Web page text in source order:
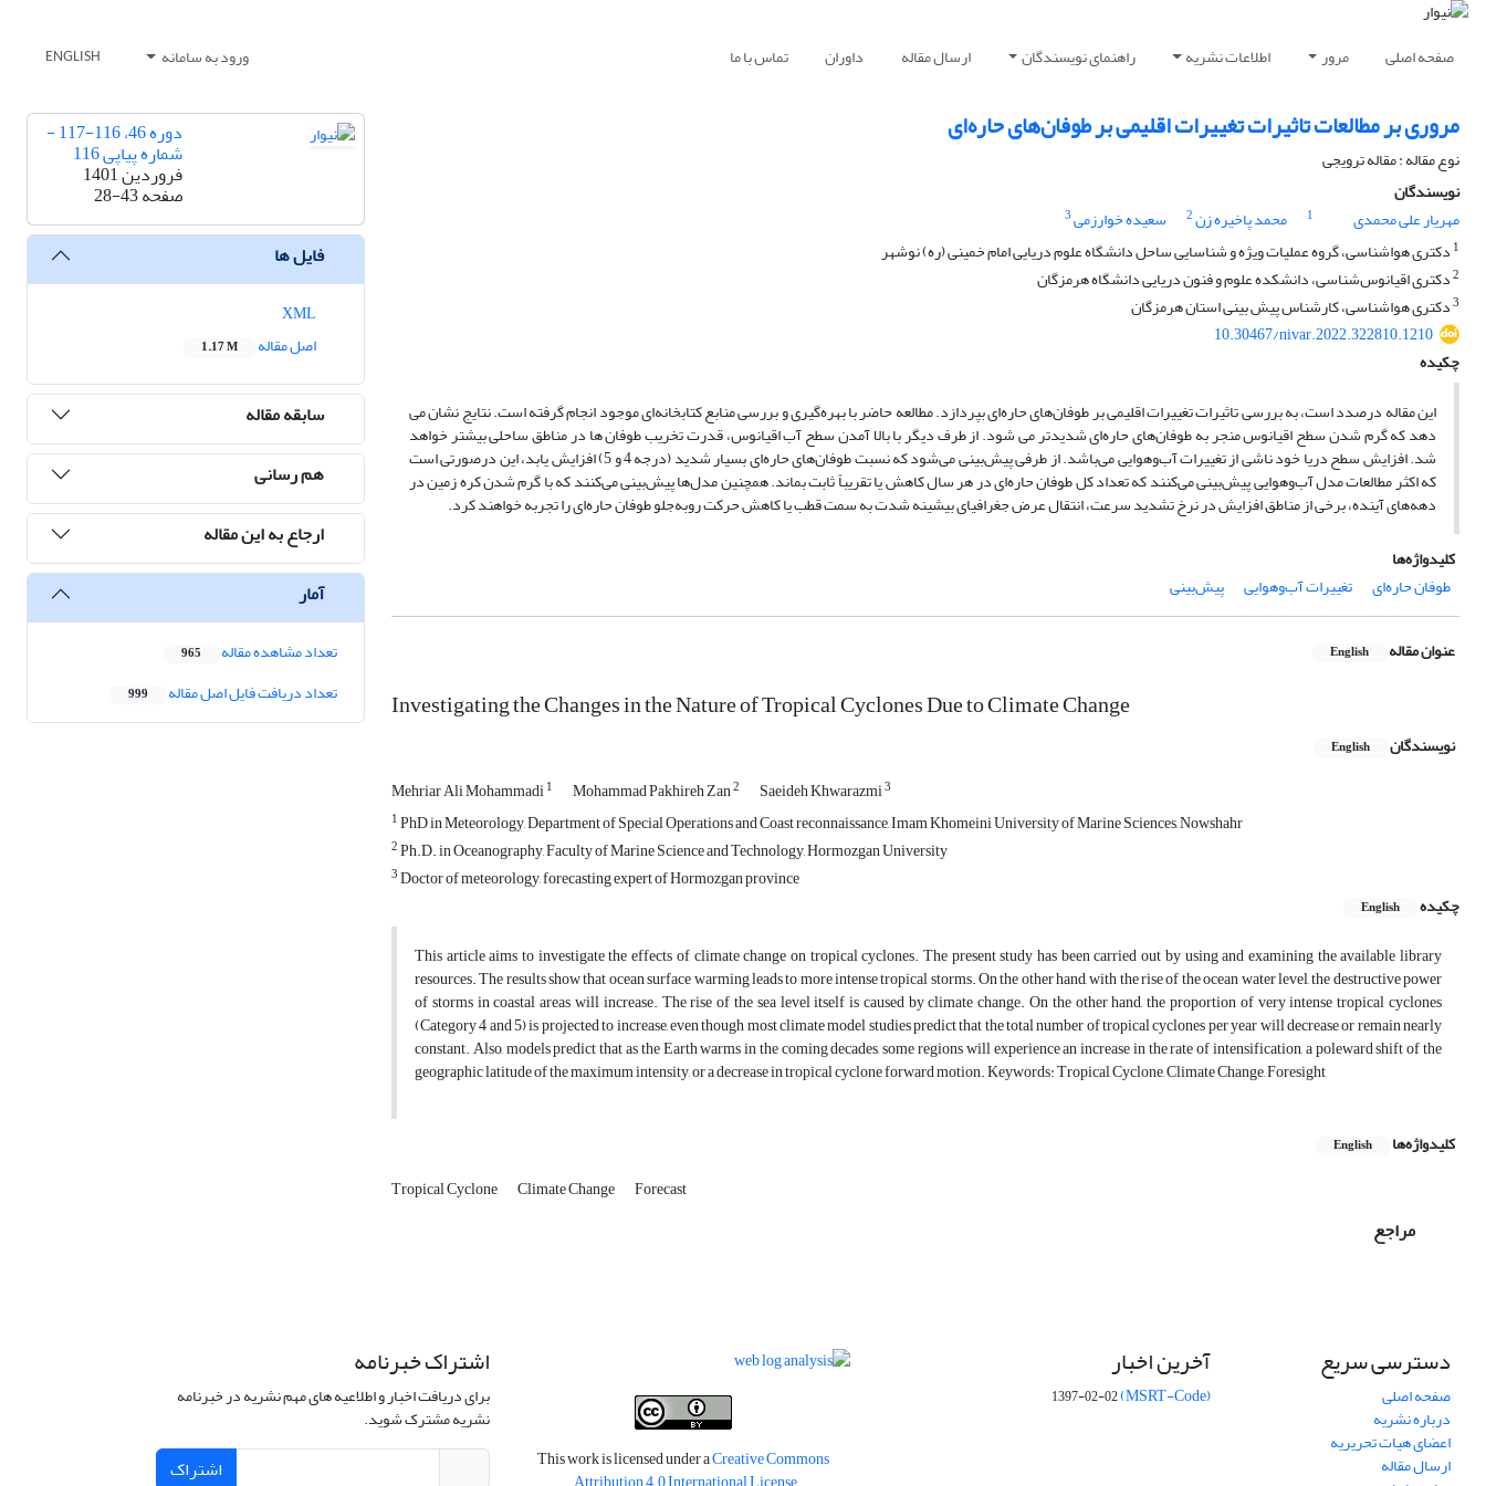
صفحه اصلی مرور اطلاعات نشریه راهنمای نویسندگان ارسال مقاله داوران تماس با ما ورود به سامانه ENGLISH
مروری بر مطالعات تاثیرات تغییرات اقلیمی بر طوفان‌های حاره‌ای
نوع مقاله : مقاله ترویجی
نویسندگان
مهریار علی محمدی
1 محمد پاخیره زن2 سعیده خوارزمی3
1 دکتری هواشناسی، گروه عملیات ویژه و شناسایی ساحل دانشگاه علوم دریایی امام خمینی (ره) نوشهر
2دکتری اقیانوس‌شناسی، دانشکده علوم و فنون دریایی دانشگاه هرمزگان
3دکتری هواشناسی، کارشناس پیش بینی استان هرمزگان
10.30467/nivar.2022.322810.1210
چکیده
این مقاله درصدد است، به بررسی تاثیرات تغییرات اقلیمی بر طوفان‌های حاره‌ای بپردازد. مطالعه حاضر با بهره‌گیری و بررسی منابع کتابخانه‌ای موجود انجام گرفته است. نتایج نشان می
دهد که گرم شدن سطح اقیانوس منجر به طوفان‌های حاره‌ای شدیدتر می شود. از طرف دیگر با بالا آمدن سطح آب اقیانوس، قدرت تخریب طوفان ها در مناطق ساحلی بیشتر خواهد
شد. افزایش سطح دریا خود ناشی از تغییرات آب‌وهوایی می‌باشد. از طرفی پیش‌بینی می‌شود که نسبت طوفان‌های حاره‌ای بسیار شدید (درجه 4 و 5) افزایش یابد، این درصورتی است
که اکثر مطالعات مدل آب‌وهوایی پیش‌بینی می‌کنند که تعداد کل طوفان حاره‌ای در هر سال کاهش یا تقریباً ثابت بماند. همچنین مدل‌ها پیش‌بینی می‌کنند که با گرم شدن کره زمین در
دهه‌های آینده، برخی از مناطق افزایش در نرخ تشدید سرعت، انتقال عرض جغرافیای بیشینه شدت به سمت قطب یا کاهش حرکت روبه‌جلو طوفان حاره‌ای را تجربه خواهند کرد.
کلیدواژه‌ها
طوفان حاره‌ای
تغییرات آب‌وهوایی پیش‌بینی
عنوان مقاله English
Investigating the Changes in the Nature of Tropical Cyclones Due to Climate Change
نویسندگان English
Mehriar Ali Mohammadi1 Mohammad Pakhireh Zan2 Saeideh Khwarazmi3
1PhD in Meteorology, Department of Special Operations and Coast reconnaissance, Imam Khomeini University of Marine Sciences, Nowshahr
2Ph.D. in Oceanography, Faculty of Marine Science and Technology, Hormozgan University
3Doctor of meteorology, forecasting expert of Hormozgan province
چکیده
English
This article aims to investigate the effects of climate change on tropical cyclones. The present study has been carried out by using and examining the available library
resources. The results show that ocean surface warming leads to more intense tropical storms. On the other hand, with the rise of the ocean water level, the destructive power
of storms in coastal areas will increase. The rise of the sea level itself is caused by climate change. On the other hand, the proportion of very intense tropical cyclones
(Category 4 and 5) is projected to increase, even though most climate model studies predict that the total number of tropical cyclones per year will decrease or remain nearly
constant. Also, models predict that as the Earth warms in the coming decades, some regions will experience an increase in the rate of intensification, a poleward shift of the
geographic latitude of the maximum intensity, or a decrease in tropical cyclone forward motion. Keywords: Tropical Cyclone, Climate Change, Foresight
کلیدواژه‌ها English
Tropical Cyclone Climate Change Forecast
مراجع
دوره 46، 116-117 -
شماره پیاپی 116
فروردین 1401
صفحه28-43
فایل ها
اصل مقاله
1.17 M
سابقه مقاله
هم رسانی
ارجاع به این مقاله
آمار
تعداد مشاهده مقاله 965
تعداد دریافت فایل اصل مقاله 999
دسترسی سریع
صفحه اصلی
درباره نشریه
اعضای هیات تحریریه
ارسال مقاله
آخرین اخبار
(MSRT-Code)
1397-02-02
This work is licensed under aCreative Commons
اشتراک خبرنامه
برای دریافت اخبار و اطلاعیه های مهم نشریه در خبرنامه
نشریه مشترک شوید.
اشتراک